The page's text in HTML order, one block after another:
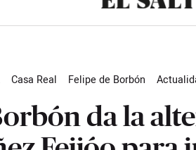
Casa Real Felipe de Borbón
da la